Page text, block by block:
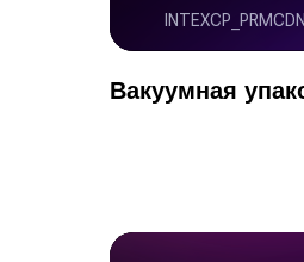
Вакуумная